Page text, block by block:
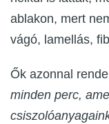
ablakon, mert
vágó, lamellás,
Ők azonnal
minden perc,